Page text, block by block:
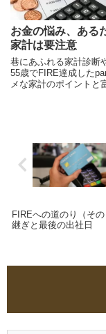
お金の悩み、ある
家計は要注意
巷にあふれる家計診断
55歳でFIRE達成した
メな家計のポイントと
FIREへの道のり（そ
継ぎと最後の出社日